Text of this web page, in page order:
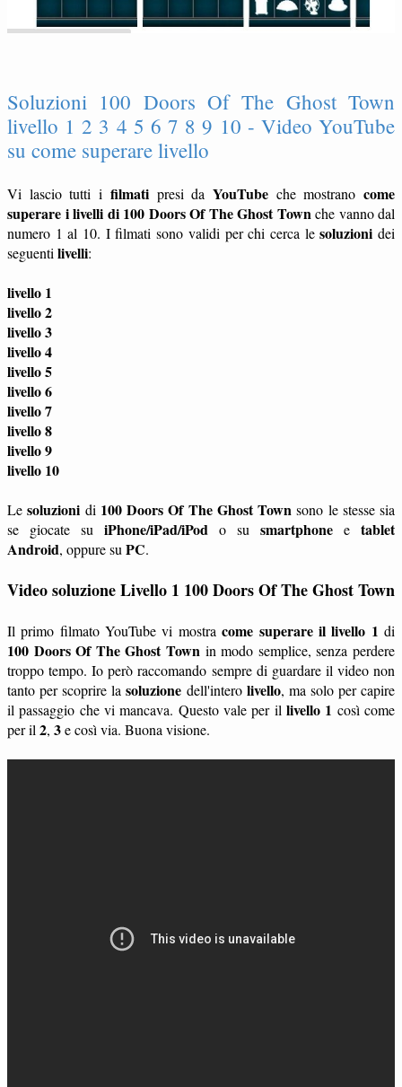
Soluzioni 100 Doors Of The Ghost Town
livello 1 2 3 4 5 6 7 8 9 10 - Video YouTube
su come superare livello
Vi lascio tutti i filmatipresi da YouTubeche mostranocome
superare i livelli di 100 Doors Of The Ghost Town che vanno dal
numero 1 al 10. I filmati sono validi per chi cerca lesoluzioni dei
seguenti livelli:
livello 1
livello 2
livello 3
livello 4
livello 5
livello 6
livello 7
livello 8
livello 9
livello 10
Lesoluzioni di 100 Doors Of The Ghost Town sono le stesse sia
se giocate su iPhone/iPad/iPod o su smartphone e tablet
Android, oppure su PC.
Video soluzione Livello 1 100 Doors Of The Ghost Town
Il primo filmato YouTube vi mostracome superare il livello 1 di
100 Doors Of The Ghost Town in modo semplice, senza perdere
troppo tempo. Io però raccomando sempre di guardare il video non
tanto per scoprire lasoluzione dell'intero livello, ma solo per capire
il passaggio che vi mancava. Questo vale per il livello 1 così come
per il 2, 3e così via. Buona visione.